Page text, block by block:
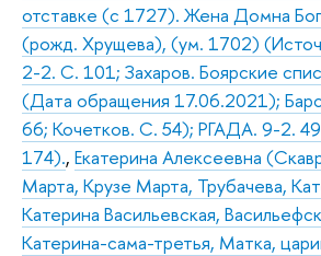
отставке (с 1727). Жена Домна
(рожд. Хрущева), (ум. 1702)
2-2. С. 101; Захаров. Боярские
(Дата обращения 17.06.2021);
66; Кочетков. С. 54); РГАДА. 9-2.
174)., Екатерина Алексеевна
Марта, Крузе Марта, Трубачева,
Катерина Васильевская,
Катерина-сама-третья, Матка,